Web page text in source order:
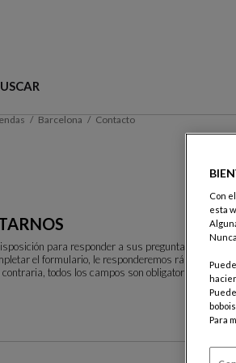
está buscando? (adaptamos las
Barcelona Contacto
para responder a sus preguntas.
el formulario, le responderemos rápidamente.
todos los campos son obligatorios.
Con
esta
Para